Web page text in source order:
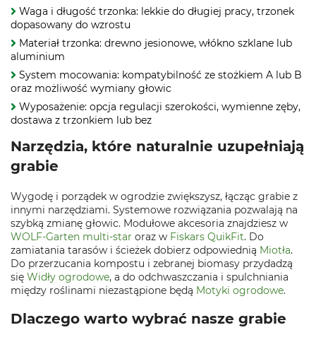
Waga i długość trzonka: lekkie do długiej pracy, trzonek
dopasowany do wzrostu
Materiał trzonka: drewno jesionowe, włókno szklane lub
aluminium
System mocowania: kompatybilność ze stożkiem A lub B
oraz możliwość wymiany głowic
Wyposażenie: opcja regulacji szerokości, wymienne zęby,
dostawa z trzonkiem lub bez
Narzędzia, które naturalnie uzupełniają
grabie
Wygodę i porządek w ogrodzie zwiększysz, łącząc grabie z
innymi narzędziami. Systemowe rozwiązania pozwalają na
szybką zmianę głowic. Modułowe akcesoria znajdziesz w
WOLF-Garten multi-star oraz w Fiskars QuikFit. Do
zamiatania tarasów i ścieżek dobierz odpowiednią Miotła.
Do przerzucania kompostu i zebranej biomasy przydadzą
się Widły ogrodowe, a do odchwaszczania i spulchniania
między roślinami niezastąpione będą Motyki ogrodowe.
Dlaczego warto wybrać nasze grabie